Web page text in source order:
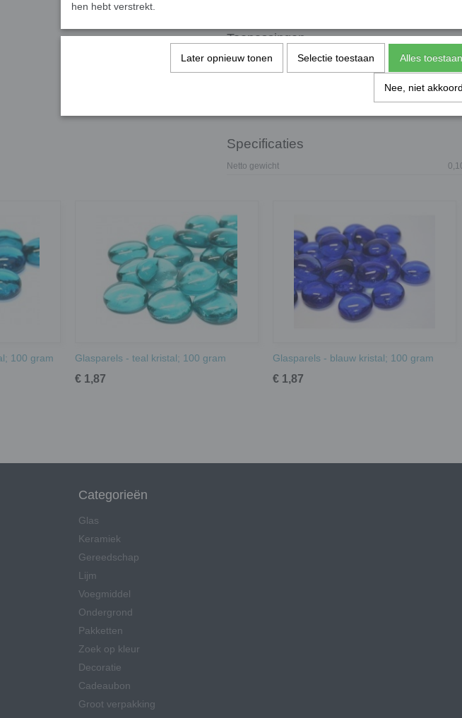
XL-glasparels variërend tussen ongeveer 30
Toepassingen
Onze glasstenen zijn ideaal voor mozaïekwerk,
en decoratieprojecten. Let op: de stenen worden
grootte kan het aantal glasparels variëren.
Specificaties
Netto gewicht
100 gram Glasparels - teal kristal; 100 gram
€ 1,87
Glasparels - blauw kristal; 100 gram
€ 1,87
Categorieën
Glas
Keramiek
Gereedschap
Lijm
Voegmiddel
Ondergrond
Pakketten
Zoek op kleur
Decoratie
Cadeaubon
Groot verpakking
hen hebt verstrekt.
Later opnieuw tonen Selectie toestaan Alles toestaan
Nee, niet akkoord